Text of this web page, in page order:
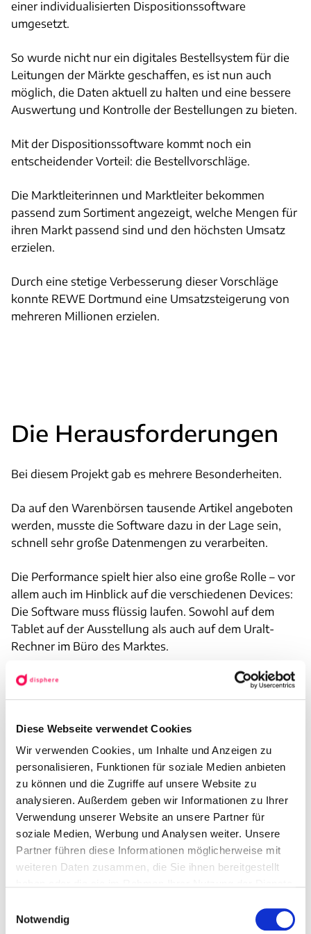
Diese Webseite verwendet Cookies
Wir verwenden Cookies, um Inhalte und Anzeigen zu
personalisieren, Funktionen für soziale Medien anbieten
zu können und die Zugriffe auf unsere Website zu
analysieren. Außerdem geben wir Informationen zu Ihrer
Verwendung unserer Website an unsere Partner für
soziale Medien, Werbung und Analysen weiter. Unsere
Partner führen diese Informationen möglicherweise mit
weiteren Daten zusammen, die Sie ihnen bereitgestellt
Notwendig
einer individualisierten Dispositionssoftware
umgesetzt.
So wurde nicht nur ein digitales Bestellsystem für die
Leitungen der Märkte geschaffen, es ist nun auch
möglich, die Daten aktuell zu halten und eine bessere
Auswertung und Kontrolle der Bestellungen zu bieten.
Mit der Dispositionssoftware kommt noch ein
entscheidender Vorteil: die Bestellvorschläge.
Die Marktleiterinnen und Marktleiter bekommen
passend zum Sortiment angezeigt, welche Mengen für
ihren Markt passend sind und den höchsten Umsatz
erzielen.
Durch eine stetige Verbesserung dieser Vorschläge
konnte REWE Dortmund eine Umsatzsteigerung von
mehreren Millionen erzielen.
Die Herausforderungen
Bei diesem Projekt gab es mehrere Besonderheiten.
Da auf den Warenbörsen tausende Artikel angeboten
werden, musste die Software dazu in der Lage sein,
schnell sehr große Datenmengen zu verarbeiten.
Die Performance spielt hier also eine große Rolle – vor
allem auch im Hinblick auf die verschiedenen Devices:
Die Software muss flüssig laufen. Sowohl auf dem
Tablet auf der Ausstellung als auch auf dem Uralt-
Rechner im Büro des Marktes.
Dazu kommt, dass der Zugang zu schnellem Internet
nicht überall gegeben ist, die Mitarbeitenden aber
können sollen – immerhin tätigen sie hier die
Bestellungen für ihren Markt.
Bevor wir überhaupt anfangen konnten, mussten wir
uns natürlich erstmal in die Artikelstruktur einarbeiten.
Hier mussten wir einiges beachten, da es je nach
Sortiment unterschiedliche Anforderungen gibt – zum
Beispiel durch eine unterschiedliche Logistik oder
Sonderangebote, die anders behandelt werden.
außerdem individuelle Schnittstellen implementiert, da